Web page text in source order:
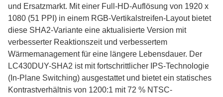
und Ersatzmarkt. Mit einer Full-HD-Auflösung von 1920 x
1080 (51 PPI) in einem RGB-Vertikalstreifen-Layout bietet
diese SHA2-Variante eine aktualisierte Version mit
verbesserter Reaktionszeit und verbessertem
Wärmemanagement für eine längere Lebensdauer. Der
LC430DUY-SHA2 ist mit fortschrittlicher IPS-Technologie
(In-Plane Switching) ausgestattet und bietet ein statisches
Kontrastverhältnis von 1200:1 mit 72 % NTSC-